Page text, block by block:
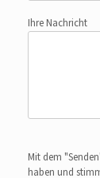
Ihre Nachricht
Mit dem
haben und